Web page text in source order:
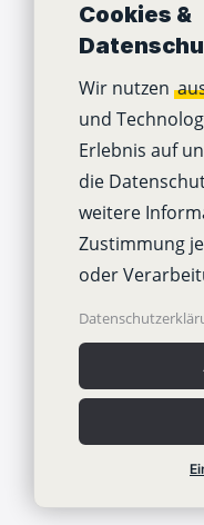
Cookies &
Wir nutzen
und
Erlebnis auf
die
weitere
Zustimmung
oder